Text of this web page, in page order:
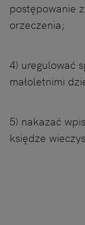
postępowanie
orzeczenia;
4) uregulować
małoletnimi
5) nakazać
księdze